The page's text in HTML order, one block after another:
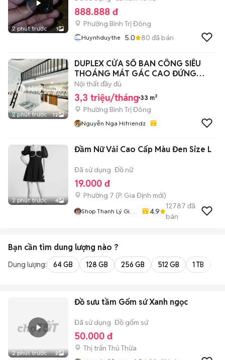
2 phút trước 1
888.888 đ
Phường Bình Trị Đông
Huynhduythe 5.0 80 đã bán
2 phút trước 12
DUPLEX CỬA SỔ BAN CÔNG SIÊU
THOÁNG MÁT GÁC CAO ĐỨNG
ĐƯỢC
Nội thất đầy đủ
3,3 triệu/tháng 33 m²
Phường Bình Trị Đông
Nguyễn Nga Hifriendz
2 phút trước 4
Đầm Nữ Vải Cao Cấp Màu Đen Size L
Đã sử dụng Đồ nữ
19.000 đ
Phường 7 (P. Gia Định mới)
Shop Thanh Lý Giá
4.9
12787 đã
bán
Bạn cần tìm dung lượng nào ?
Dung lượng: 64 GB 128 GB 256 GB 512 GB 1 TB
2 phút trước 2
Đồ sưu tầm Gốm sứ Xanh ngọc
Đã sử dụng Đồ gốm sứ
50.000 đ
Thị trấn Thủ Thừa